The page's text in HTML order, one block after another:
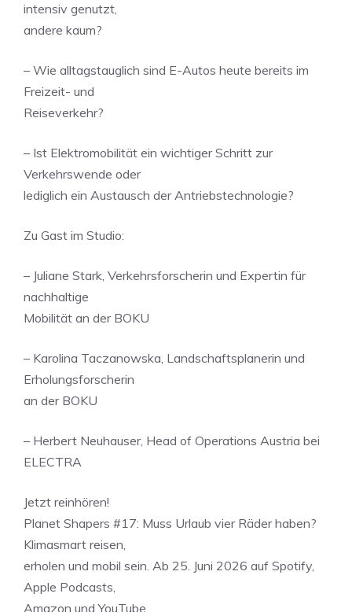
intensiv genutzt,
andere kaum?
– Wie alltagstauglich sind E-Autos heute bereits im
Freizeit- und
Reiseverkehr?
– Ist Elektromobilität ein wichtiger Schritt zur
Verkehrswende oder
lediglich ein Austausch der Antriebstechnologie?
Zu Gast im Studio:
– Juliane Stark, Verkehrsforscherin und Expertin für
nachhaltige
Mobilität an der BOKU
– Karolina Taczanowska, Landschaftsplanerin und
Erholungsforscherin
an der BOKU
– Herbert Neuhauser, Head of Operations Austria bei
ELECTRA
Jetzt reinhören!
Planet Shapers #17: Muss Urlaub vier Räder haben?
Klimasmart reisen,
erholen und mobil sein. Ab 25. Juni 2026 auf Spotify,
Apple Podcasts,
Amazon und YouTube.